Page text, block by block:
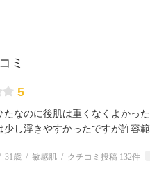
ミ
5
たなのに後肌は重くなくよかっ
少し浮きやすかったですが許容
31歳 敏感肌 クチコミ投稿 132件